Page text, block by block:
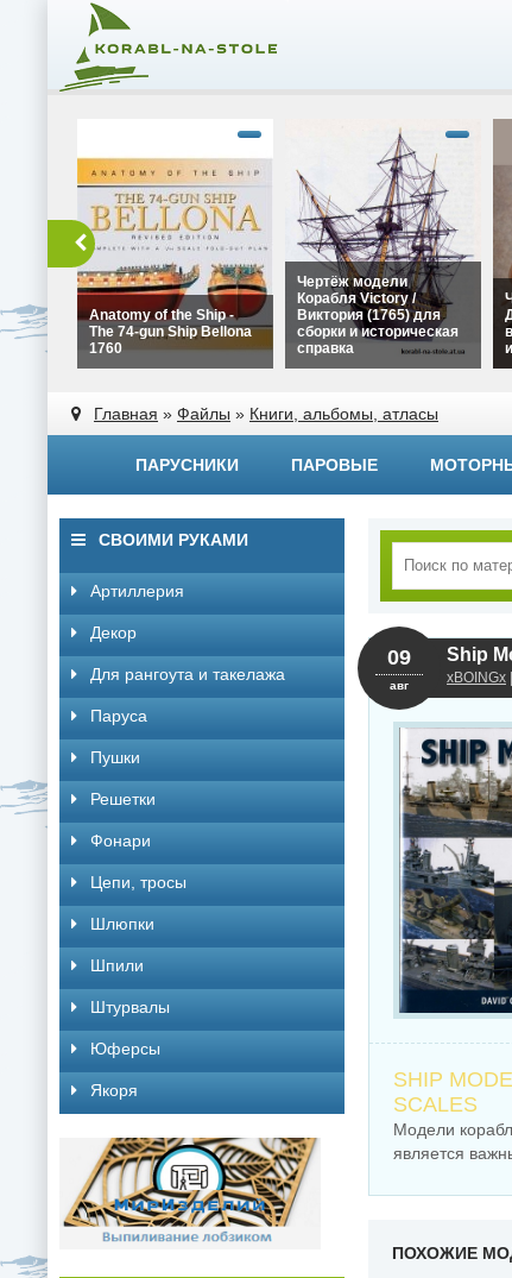
The 74-gun Ship Bellona
1760" width="320"
height="180">
Anatomy of the Ship -
The 74-gun Ship Bellona
1760
Виктория (1765) для
сборки и историческая
справка" width="320"
height="180">
Чертёж модели
Корабля Victory /
Виктория (1765) для
сборки и историческая
справка
Главная » Файлы » Книги, альбомы, атласы
ПАРУСНИКИ ПАРОВЫЕ
Ship
xBOINGx
09
авг
SHIP
SCALES
Модели
является
ПОХОЖИЕ
СВОИМИ РУКАМИ
Артиллерия
Декор
Для рангоута и такелажа
Паруса
Пушки
Решетки
Фонари
Цепи, тросы
Шлюпки
Шпили
Штурвалы
Юферсы
Якоря